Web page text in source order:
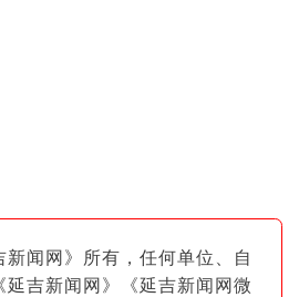
闻网》所有，任何单位、自
吉新闻网》《延吉新闻网微